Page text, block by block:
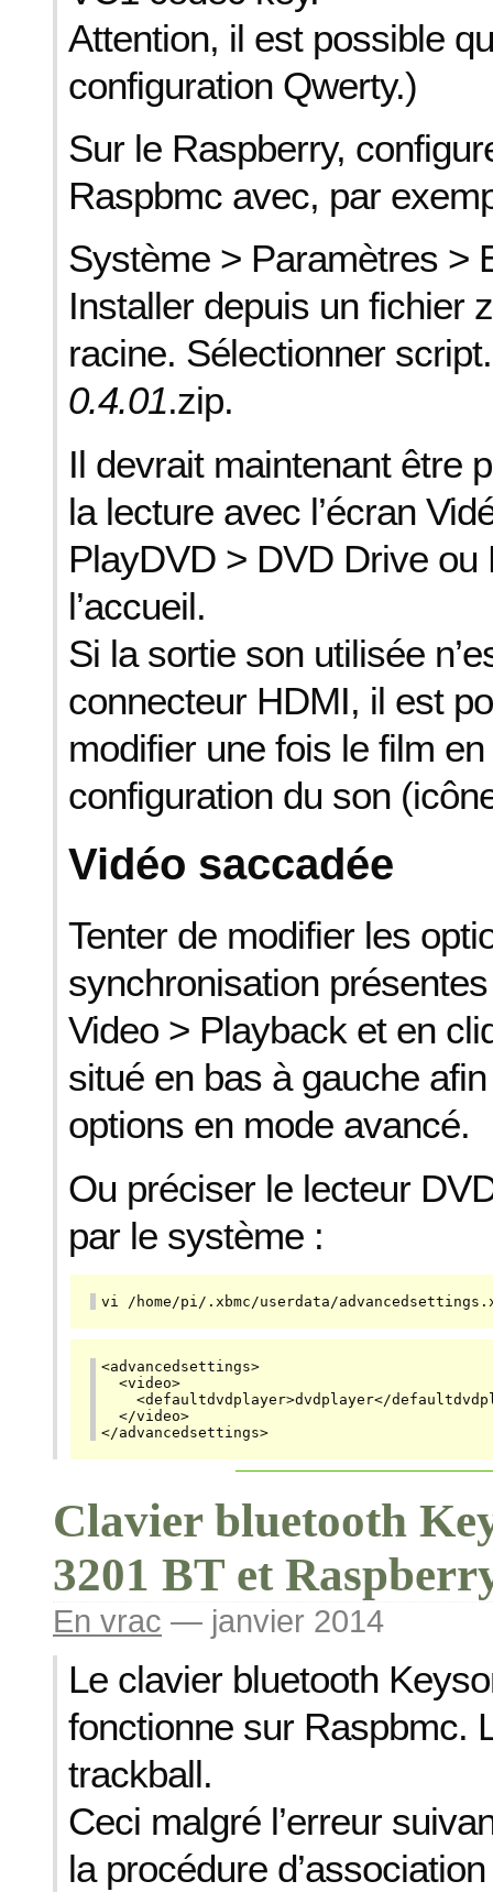
Attention, il est possible
configuration Qwerty.)
Sur le Raspberry,
Raspbmc avec, par
Système > Paramètres >
Installer depuis un fichier
racine. Sélectionner
0.4.01.zip.
Il devrait maintenant être
la lecture avec l’écran
PlayDVD > DVD Drive ou
l’accueil.
Si la sortie son utilisée
connecteur HDMI, il est
modifier une fois le film
configuration du son
Vidéo saccadée
Tenter de modifier les
synchronisation
Video > Playback et en
situé en bas à gauche afin
options en mode avancé.
Ou préciser le lecteur
par le système :
vi /home/pi/.xbmc/userdata/
<advancedsettings>
<video>
<defaultdvdplayer>dvdplayer</
</video>
</advancedsettings>
Clavier bluetooth
3201 BT et
En vrac — janvier 2014
Le clavier bluetooth
fonctionne sur Raspbmc.
trackball.
Ceci malgré l’erreur
la procédure